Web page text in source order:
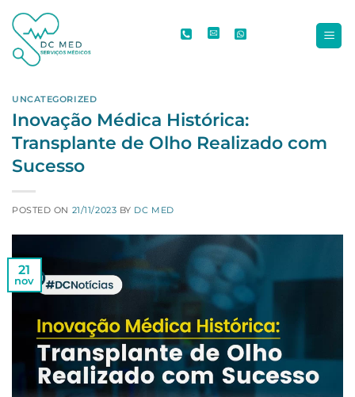
Skip
to
content
UNCATEGORIZED
Inovação Médica Histórica:
Transplante de Olho Realizado com
Sucesso
POSTED ON 21/11/2023 BY DC MED
21
nov